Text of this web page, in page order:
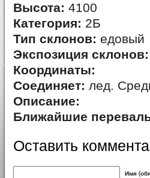
Высота: 4100
Категория: 2Б
Тип склонов: едовый
Экспозиция склонов:
Координаты:
Соединяет: лед.
Описание:
Ближайшие
Оставить
Имя